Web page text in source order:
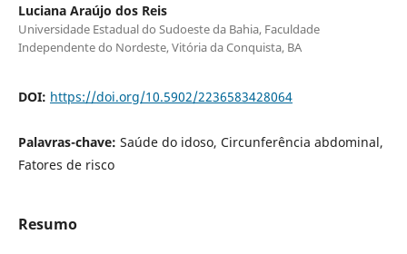
Luciana Araújo dos Reis
Universidade Estadual do Sudoeste da Bahia, Faculdade
Independente do Nordeste, Vitória da Conquista, BA
DOI: https://doi.org/10.5902/2236583428064
Palavras-chave: Saúde do idoso, Circunferência abdominal,
Fatores de risco
Resumo